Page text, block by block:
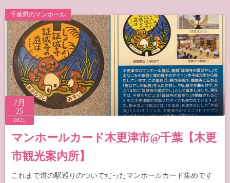
千葉県のマンホール
7月
25
2021
マンホールカード木更津市@千葉【木更
市観光案内所】
これまで道の駅巡りのついでだったマンホールカード集めです